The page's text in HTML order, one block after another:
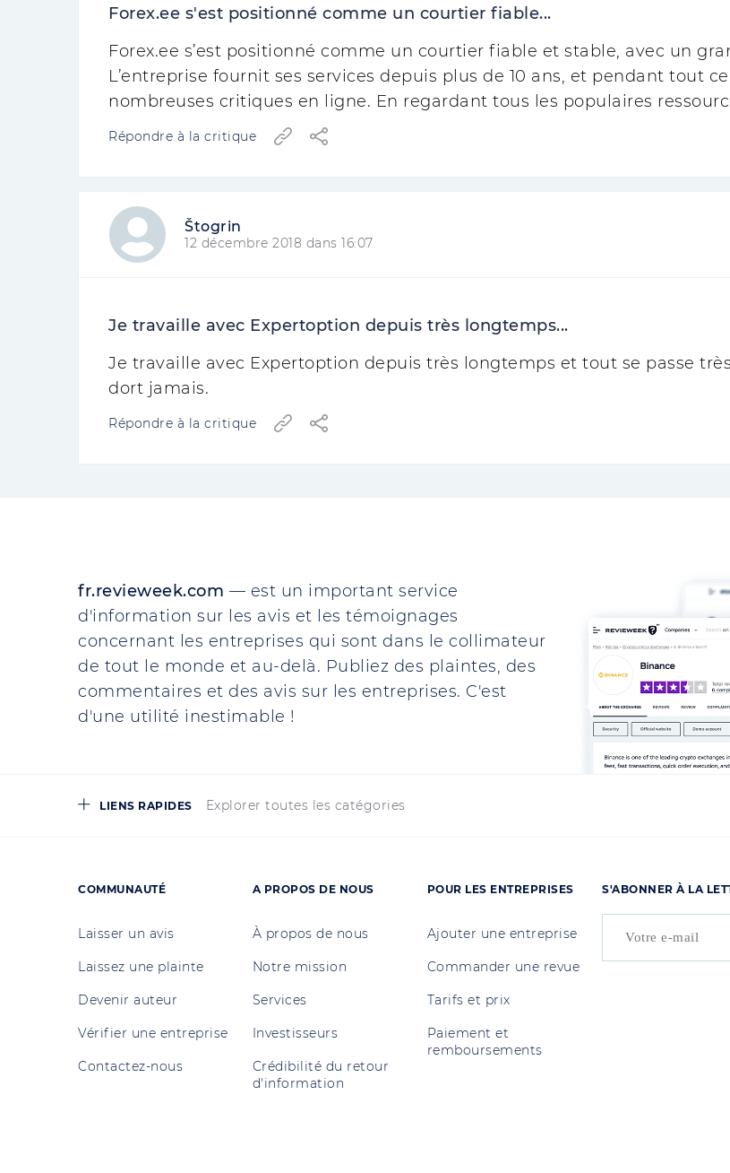
Forex.ee s'est positionné comme un courtier fiable...
Forex.ee s’est positionné comme un courtier fiable et stable, avec un
L’entreprise fournit ses services depuis plus de 10 ans, et pendant tout
nombreuses critiques en ligne. En regardant tous les populaires
Répondre à la critique
Štogrin
12 décembre 2018 dans 16:07
Je travaille avec Expertoption depuis très longtemps...
Je travaille avec Expertoption depuis très longtemps et tout se passe
dort jamais.
Répondre à la critique
fr.revieweek.com — est un important service
d'information sur les avis et les témoignages
concernant les entreprises qui sont dans le collimateur
de tout le monde et au-delà. Publiez des plaintes, des
commentaires et des avis sur les entreprises. C'est
d'une utilité inestimable !
LIENS RAPIDES Explorer toutes les catégories
COMMUNAUTÉ
Laisser un avis
Laissez une plainte
Devenir auteur
Vérifier une entreprise
Contactez-nous
A PROPOS DE NOUS
À propos de nous
Notre mission
Services
Investisseurs
Crédibilité du retour
d'information
POUR LES ENTREPRISES
Ajouter une entreprise
Commander une revue
Tarifs et prix
Paiement et
remboursements
S'ABONNER À LA